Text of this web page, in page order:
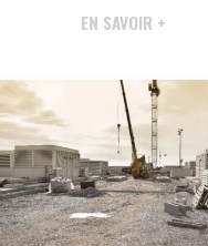
EN SAVOIR +